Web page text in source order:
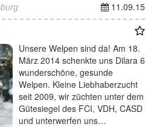
11.09.15
Unsere Welpen sind da! Am 18.
März 2014 schenkte uns Dilara 6
wunderschöne, gesunde
Welpen. Kleine Liebhaberzucht
seit 2009, wir züchten unter dem
Gütesiegel des FCI, VDH, CASD
und unterwerfen uns…